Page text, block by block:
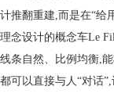
计推翻重建,而是在“给
理念设计的概念车Le
线条自然、比例均衡,
都可以直接与人“对话”,